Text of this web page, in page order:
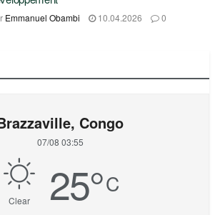
Emmanuel Obambi 10.04.2026 0
Congo
07/08 03:55
Clear 25°C